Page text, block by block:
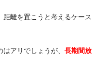
離を置こうと考えるケース
アリでしょうが、 長期間放